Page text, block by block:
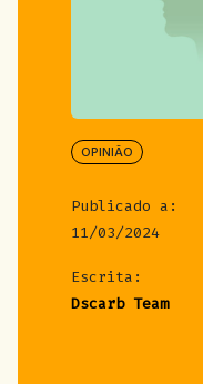
OPINIÃO
Publicado a:
11/03/2024
Escrita:
Dscarb Team